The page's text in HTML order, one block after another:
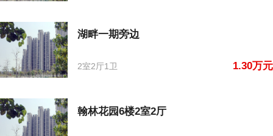
湖畔一期旁边
2室2厅1卫 1.30万元
翰林花园6楼2室2厅